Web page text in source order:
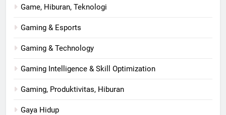
Game, Hiburan, Teknologi
Gaming & Esports
Gaming & Technology
Gaming Intelligence & Skill Optimization
Gaming, Produktivitas, Hiburan
Gaya Hidup